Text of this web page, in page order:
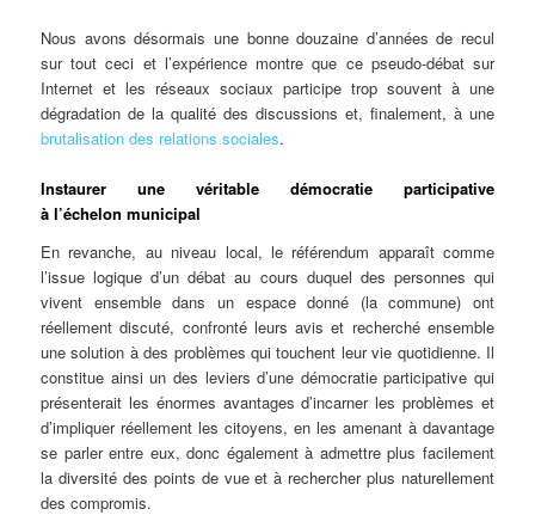
Nous avons désormais une bonne douzaine d’années de recul
sur tout ceci et l’expérience montre que ce pseudo-débat sur
Internet et les réseaux sociaux participe trop souvent à une
dégradation de la qualité des discussions et, finalement, à une
brutalisation des relations sociales.
Instaurer une véritable démocratie participative
à l’échelon municipal
En revanche, au niveau local, le référendum apparaît comme
l’issue logique d’un débat au cours duquel des personnes qui
vivent ensemble dans un espace donné (la commune) ont
réellement discuté, confronté leurs avis et recherché ensemble
une solution à des problèmes qui touchent leur vie quotidienne. Il
constitue ainsi un des leviers d’une démocratie participative qui
présenterait les énormes avantages d’incarner les problèmes et
d’impliquer réellement les citoyens, en les amenant à davantage
se parler entre eux, donc également à admettre plus facilement
la diversité des points de vue et à rechercher plus naturellement
des compromis.